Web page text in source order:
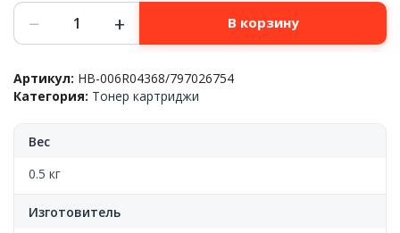
Количество
товара
Тонер-
Xerox™
C310/C315(006R04368/797026754),
8k,
006R04368,
Black
− + В корзину
Артикул: HB-006R04368/797026754
Категория: Тонер картриджи
Вес
0.5 кг
Изготовитель